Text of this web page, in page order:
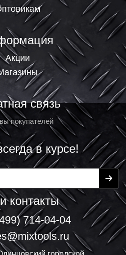
Акции
связь
покупателей
в курсе!
контакты
714-04-04